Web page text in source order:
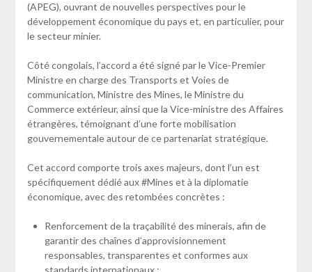
(APEG), ouvrant de nouvelles perspectives pour le
développement économique du pays et, en particulier, pour
le secteur minier.
Côté congolais, l’accord a été signé par le Vice-Premier
Ministre en charge des Transports et Voies de
communication, Ministre des Mines, le Ministre du
Commerce extérieur, ainsi que la Vice-ministre des Affaires
étrangères, témoignant d’une forte mobilisation
gouvernementale autour de ce partenariat stratégique.
Cet accord comporte trois axes majeurs, dont l’un est
spécifiquement dédié aux #Mines et à la diplomatie
économique, avec des retombées concrètes :
Renforcement de la traçabilité des minerais, afin de
garantir des chaînes d’approvisionnement
responsables, transparentes et conformes aux